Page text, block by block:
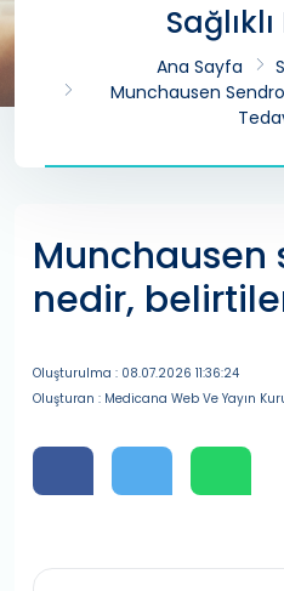
Ana Sayfa
Munchausen
Munchausen
nedir,
Oluşturulma : 08.07.2026 11:36:24
Oluşturan : Medicana Web Ve Yayın